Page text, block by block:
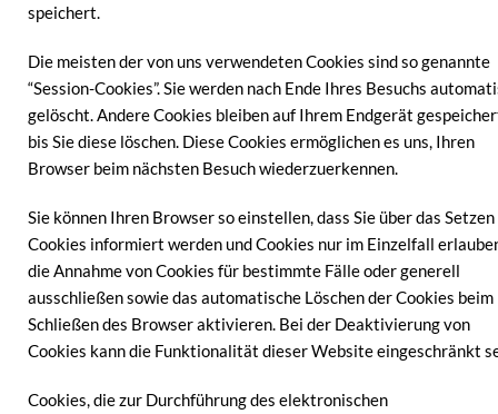
speichert.
Die meisten der von uns verwendeten Cookies sind so genannte
“Session-Cookies”. Sie werden nach Ende Ihres Besuchs
gelöscht. Andere Cookies bleiben auf Ihrem Endgerät
bis Sie diese löschen. Diese Cookies ermöglichen es uns, Ihren
Browser beim nächsten Besuch wiederzuerkennen.
Sie können Ihren Browser so einstellen, dass Sie über das
Cookies informiert werden und Cookies nur im Einzelfall
die Annahme von Cookies für bestimmte Fälle oder generell
ausschließen sowie das automatische Löschen der Cookies beim
Schließen des Browser aktivieren. Bei der Deaktivierung von
Cookies kann die Funktionalität dieser Website eingeschränkt
Cookies, die zur Durchführung des elektronischen